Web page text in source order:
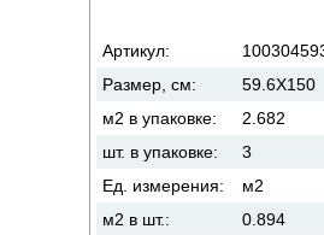
Артикул:
Размер, см:
59.6X150
м2 в упаковке:
2.682
шт. в упаковке:
3
Ед. измерения:
м2
м2 в шт.:
0.894